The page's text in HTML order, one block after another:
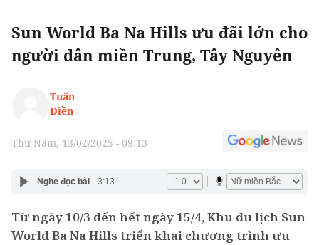
Sun World Ba Na Hills ưu đãi lớn cho
người dân miền Trung, Tây Nguyên
Tuấn
Điền
Thứ Năm, 13/02/2025 - 09:13
Nghe đọc bài 3:13
Từ ngày 10/3 đến hết ngày 15/4, Khu du lịch Sun
World Ba Na Hills triển khai chương trình ưu